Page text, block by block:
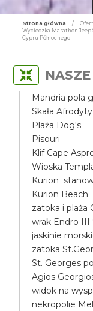
Strona główna /
Wycieczka Marathon Jeep
Cypru Północnego
Mandria pola
Skała Afrodyty
Plaża Dog's
Pisouri
Klif Cape
Wioska
Kurion
Kurion Beach
zatoka i plaża
wrak Endro III
jaskinie
zatoka
St. Georges
Agios
widok na
nekropolie